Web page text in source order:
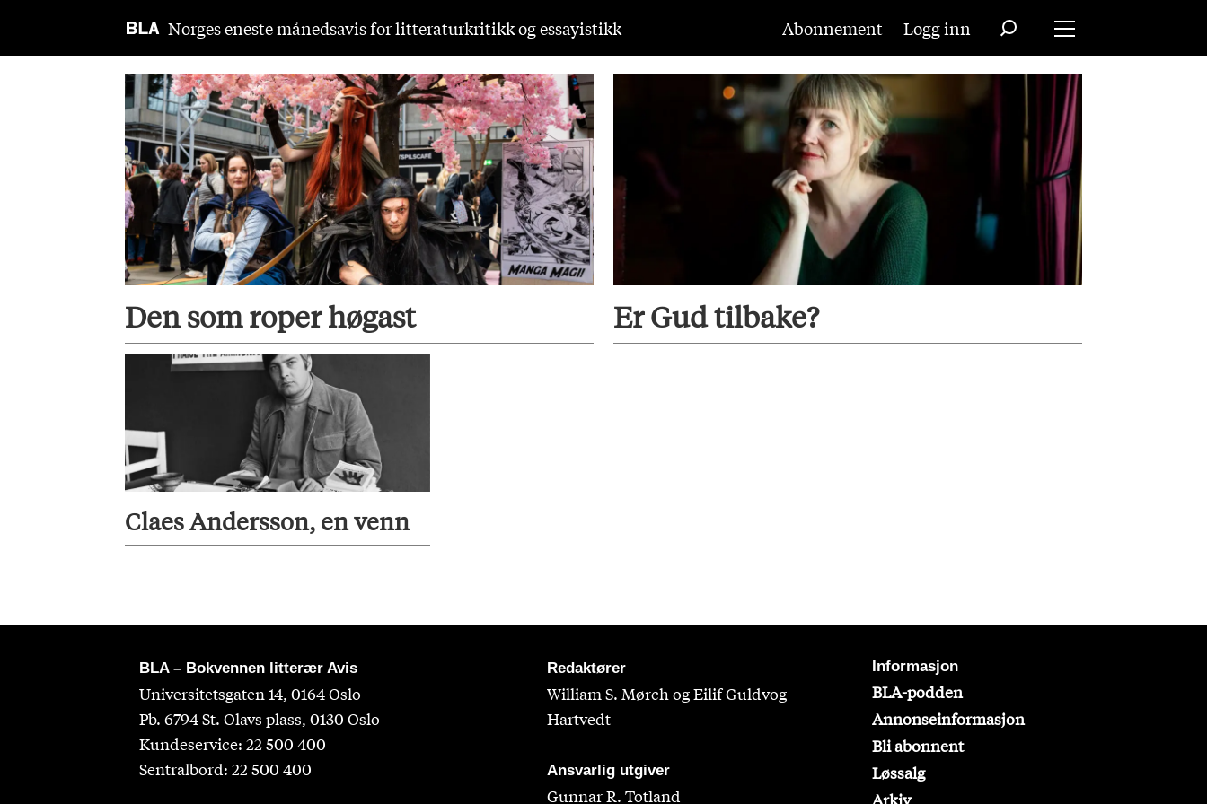
Norges eneste månedsavis for litteraturkritikk og essayistikk Abonnement Logg inn
skandinavia
Den som roper høgast Er Gud tilbake?
Claes Andersson, en venn
BLA – Bokvennen litterær Avis
Universitetsgaten 14, 0164 Oslo
Pb. 6794 St. Olavs plass, 0130 Oslo
Kundeservice: 22 500 400
Sentralbord: 22 500 400
Redaktører
William S. Mørch og Eilif Guldvog
Hartvedt
Ansvarlig utgiver
Gunnar R. Totland
Informasjon
BLA-podden
Annonseinformasjon
Bli abonnent
Løssalg